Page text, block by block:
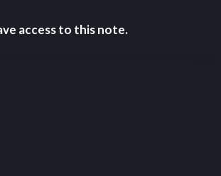
access to this note.